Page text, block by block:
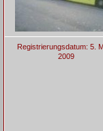
Registrierungsdatum: 5.
2009